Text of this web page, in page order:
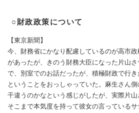
○財政政策について
【東京新聞】
今、財務省にかなり配慮しているのが高市
があったが、きのう財務大臣になった片山
で、別室でのお話だったが、積極財政で行
ということをおっしゃっていた。麻生さん
干違うのかなという感じがしたが、実際片
そこまで本気度を持って彼女の言っている